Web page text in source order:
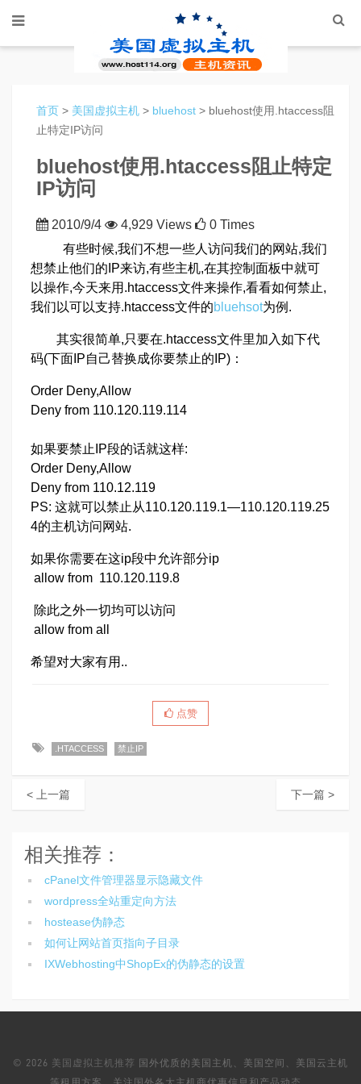
首页 > 美国虚拟主机 > bluehost > bluehost使用.htaccess阻
止特定IP访问
bluehost使用.htaccess阻止特定
IP访问
2010/9/4 4,929 Views
0 Times
有些时候,我们不想一些人访问我们的网站,我们
想禁止他们的IP来访,有些主机,在其控制面板中就可
以操作,今天来用.htaccess文件来操作,看看如何禁止,
我们以可以支持.htaccess文件的bluehsot为例.
其实很简单,只要在.htaccess文件里加入如下代
码(下面IP自己替换成你要禁止的IP)：
Order Deny,Allow
Deny from 110.120.119.114
如果要禁止IP段的话就这样:
Order Deny,Allow
Deny from 110.12.119
PS: 这就可以禁止从110.120.119.1—110.120.119.25
4的主机访问网站.
如果你需要在这ip段中允许部分ip
allow from 110.120.119.8
除此之外一切均可以访问
allow from all
希望对大家有用..
点赞
.HTACCESS 禁止IP
< 上一篇 下一篇 >
相关推荐：
cPanel文件管理器显示隐藏文件
wordpress全站重定向方法
hostease伪静态
如何让网站首页指向子目录
IXWebhosting中ShopEx的伪静态的设置
© 2026 美国虚拟主机推荐 国外优质的美国主机、美国空间、美国云主机